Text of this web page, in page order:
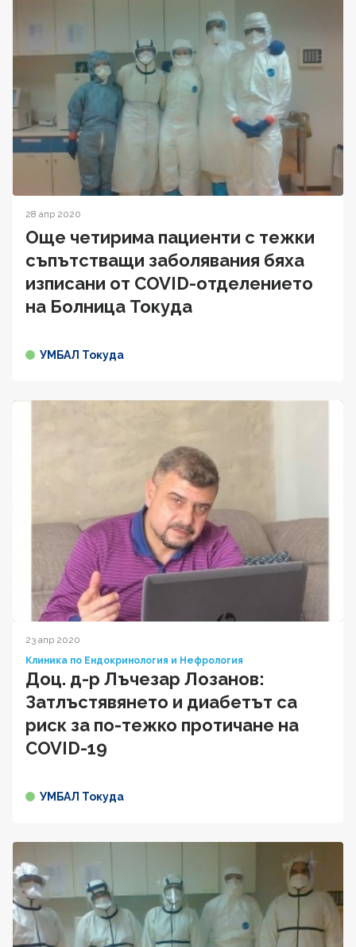
28 апр 2020
Още четирима пациенти с тежки
съпътстващи заболявания бяха
изписани от COVID-отделението
на Болница Токуда
УМБАЛ Токуда
23 апр 2020
Клиника по Ендокринология и Нефрология
Доц. д-р Лъчезар Лозанов:
Затлъстявянето и диабетът са
риск за по-тежко протичане на
COVID-19
УМБАЛ Токуда